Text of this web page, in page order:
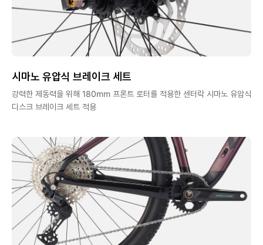
시마노 유압식 브레이크 세트
강력한 제동력을 위해 180mm 프론트 로터를 적용한 센터락 시마노 유압식
디스크 브레이크 세트 적용